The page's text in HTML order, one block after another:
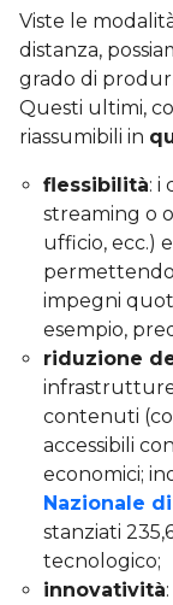
Viste le
distanza,
grado di
Questi ultimi,
riassumibili in
flessibilità: i
streaming o
ufficio, ecc.)
impegni
esempio,
riduzione
infrastrutture
contenuti
accessibili
economici;
Nazionale
stanziati
tecnologico;
innovatività